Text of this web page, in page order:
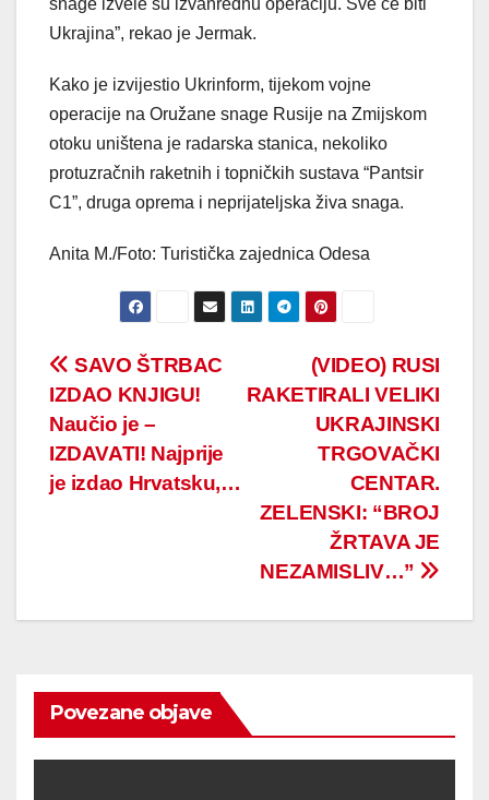
snage izvele su izvanrednu operaciju. Sve će biti
Ukrajina”, rekao je Jermak.
Kako je izvijestio Ukrinform, tijekom vojne
operacije na Oružane snage Rusije na Zmijskom
otoku uništena je radarska stanica, nekoliko
protuzračnih raketnih i topničkih sustava “Pantsir
C1”, druga oprema i neprijateljska živa snaga.
Anita M./Foto: Turistička zajednica Odesa
Post
navigation
(VIDEO) RUSI
RAKETIRALI VELIKI
UKRAJINSKI
TRGOVAČKI
CENTAR.
ZELENSKI: “BROJ
ŽRTAVA JE
NEZAMISLIV…”
SAVO ŠTRBAC
IZDAO KNJIGU!
Naučio je –
IZDAVATI! Najprije
je izdao Hrvatsku,…
Povezane objave